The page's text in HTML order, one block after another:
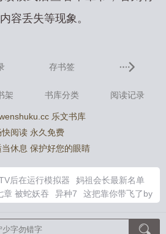
容丢失等现象。
存书签
架 书库分类 阅读记录
乐文书库
快阅读 永久免费
休息 保护好您的眼睛
后在运行模拟器
妈祖会长最新名单
章 被蛇妖吞
异种7
这把靠你带飞了by
公之回村
一觉醒来和情敌结婚了txt芽